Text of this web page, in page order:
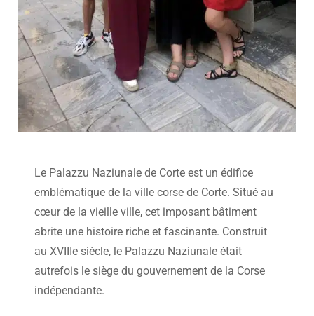
Le Palazzu Naziunale de Corte est un édifice
emblématique de la ville corse de Corte. Situé au
cœur de la vieille ville, cet imposant bâtiment
abrite une histoire riche et fascinante. Construit
au XVIIIe siècle, le Palazzu Naziunale était
autrefois le siège du gouvernement de la Corse
indépendante.